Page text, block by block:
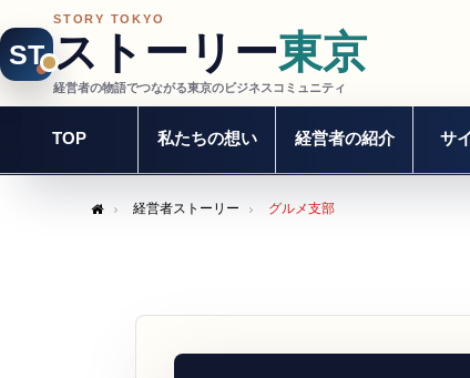
ST
STORY TOKYO
ストーリー東京
経営者の物語でつながる東京のビジネスコミュニティ
TOP 私たちの想い 経営者の紹介 サ
経営者ストーリー グルメ支部